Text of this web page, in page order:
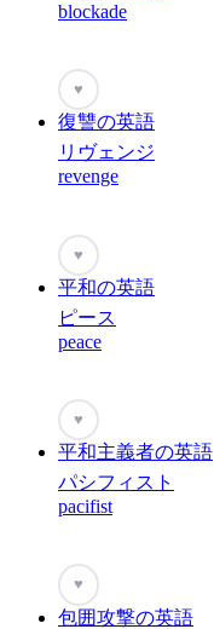
blockade
♥
復讐の英語
リヴェンジ
revenge
♥
平和の英語
ピース
peace
♥
平和主義者の英語
パシフィスト
pacifist
♥
包囲攻撃の英語